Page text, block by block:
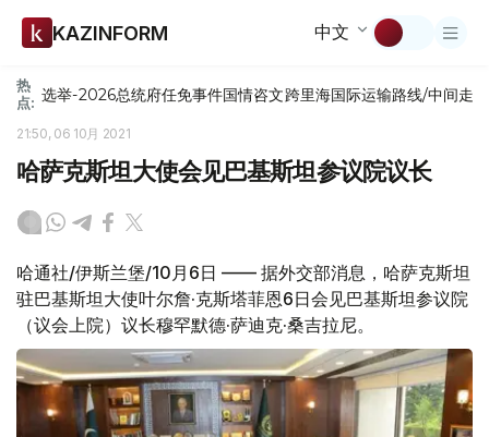
KAZINFORM 中文
热
点: 选举-2026总统府任免事件国情咨文跨里海国际运输路线/中间走廊
21:50, 06 10月 2021
哈萨克斯坦大使会见巴基斯坦参议院议长
哈通社/伊斯兰堡/10月6日 —— 据外交部消息，哈萨克斯坦
驻巴基斯坦大使叶尔詹·克斯塔菲恩6日会见巴基斯坦参议院
（议会上院）议长穆罕默德·萨迪克·桑吉拉尼。